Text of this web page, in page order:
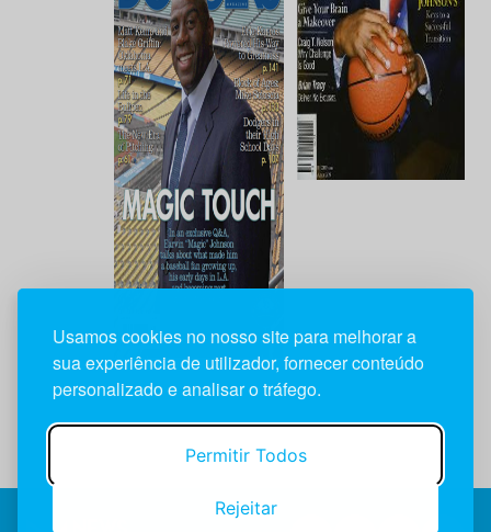
Usamos cookies no nosso site para melhorar a
sua experiência de utilizador, fornecer conteúdo
personalizado e analisar o tráfego.
Permitir Todos
Rejeitar